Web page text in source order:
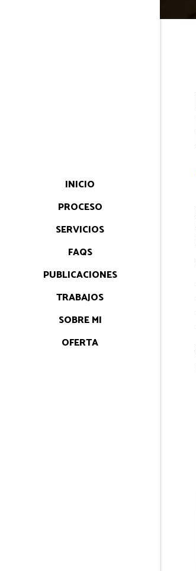
INICIO
PROCESO
SERVICIOS
FAQS
PUBLICACIONES
TRABAJOS
SOBRE MI
OFERTA